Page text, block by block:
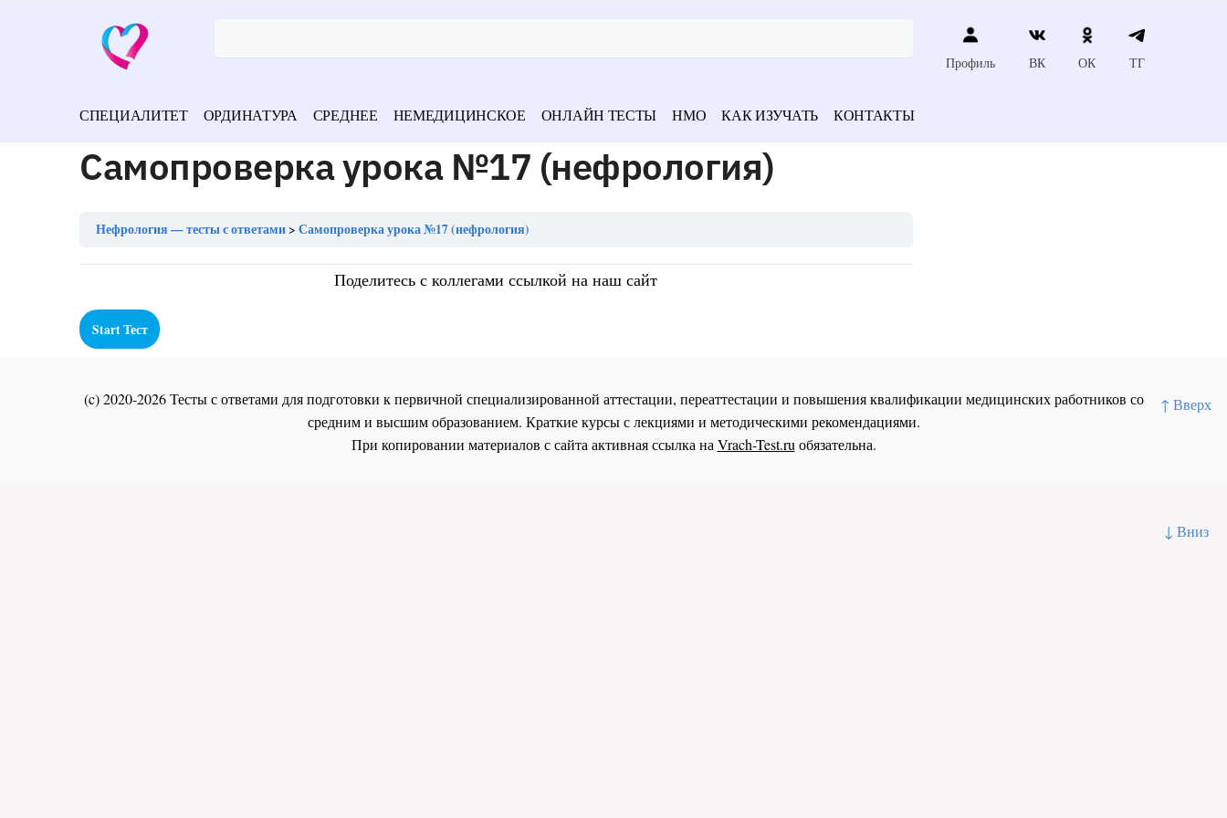
↑ Вверх
↓ Вниз
Профиль ВК ОК ТГ
СПЕЦИАЛИТЕТ ОРДИНАТУРА СРЕДНЕЕ НЕМЕДИЦИНСКОЕ ОНЛАЙН ТЕСТЫ НМО КАК ИЗУЧАТЬ КОНТАКТЫ
Самопроверка урока №17 (нефрология)
Нефрология — тесты с ответами Самопроверка урока №17 (нефрология)
Поделитесь с коллегами ссылкой на наш сайт
(c) 2020-2026 Тесты с ответами для подготовки к первичной специализированной аттестации, переаттестации и повышения квалификации медицинских работников со
средним и высшим образованием. Краткие курсы с лекциями и методическими рекомендациями.
При копировании материалов с сайта активная ссылка на Vrach-Test.ru обязательна.